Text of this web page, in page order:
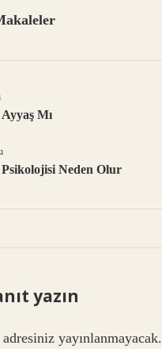
Mı
Psikolojisi Neden Olur
yazın
yayınlanmayacak.